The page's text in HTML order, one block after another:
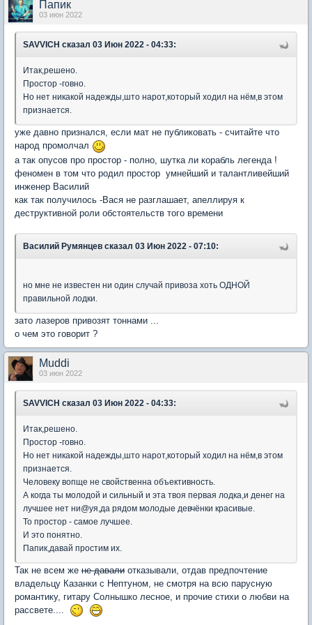
Папик
03 июн 2022
SAVVICH сказал 03 Июн 2022 - 04:33:
Итак,решено.
Простор -говно.
Но нет никакой надежды,што нарот,который ходил на нём,в этом
признается.
уже давно признался, если мат не публиковать - считайте что
народ промолчал
а так опусов про простор - полно, шутка ли корабль легенда !
феномен в том что родил простор умнейший и талантливейший
инженер Василий
как так получилось -Вася не разглашает, апеллируя к
деструктивной роли обстоятельств того времени
Василий Румянцев сказал 03 Июн 2022 - 07:10:
но мне не известен ни один случай привоза хоть ОДНОЙ
правильной лодки.
зато лазеров привозят тоннами ...
о чем это говорит ?
Muddi
03 июн 2022
SAVVICH сказал 03 Июн 2022 - 04:33:
Итак,решено.
Простор -говно.
Но нет никакой надежды,што нарот,который ходил на нём,в этом
признается.
Человеку вопще не свойственна объективность.
А когда ты молодой и сильный и эта твоя первая лодка,и денег на
лучшее нет ни@уя,да рядом молодые девчёнки красивые.
То простор - самое лучшее.
И это понятно.
Папик,давай простим их.
Так не всем же не давали отказывали, отдав предпочтение
владельцу Казанки с Нептуном, не смотря на всю парусную
романтику, гитару Солнышко лесное, и прочие стихи о любви на
рассвете....